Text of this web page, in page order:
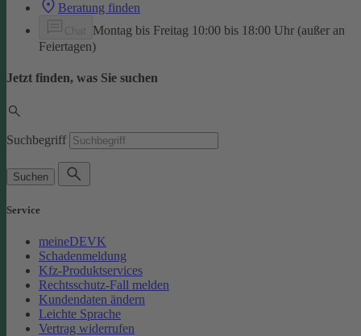
Beratung finden
Montag bis Freitag 10:00 bis 18:00 Uhr (außer an
Feiertagen)
Jetzt finden, was Sie suchen
Suchbegriff
Suchen
Service
meineDEVK
Schadenmeldung
Kfz-Produktservices
Rechtsschutz-Fall melden
Kundendaten ändern
Leichte Sprache
Vertrag widerrufen